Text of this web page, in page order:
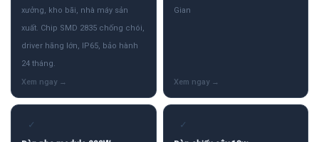
xưởng, kho bãi, nhà máy sản
xuất. Chip SMD 2835 chống chói,
driver hãng lớn, IP65, bảo hành
24 tháng.
Gian
✓ ✓